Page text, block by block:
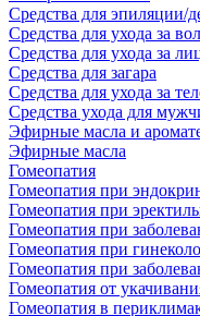
Средства для эпиляции/
Средства для ухода за
Средства для ухода за
Средства для загара
Средства для ухода за
Средства ухода для
Эфирные масла и
Эфирные масла
Гомеопатия
Гомеопатия при
Гомеопатия при
Гомеопатия при
Гомеопатия при
Гомеопатия при
Гомеопатия от
Гомеопатия в